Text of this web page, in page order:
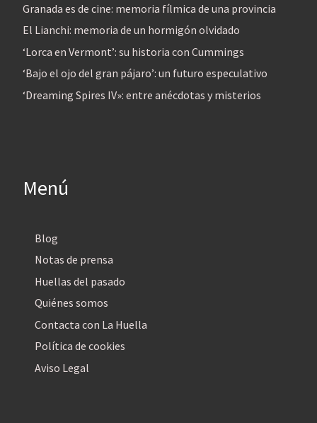
Granada es de cine: memoria fílmica de una provincia
El Lianchi: memoria de un hormigón olvidado
‘Lorca en Vermont’: su historia con Cummings
‘Bajo el ojo del gran pájaro’: un futuro especulativo
‘Dreaming Spires IV»: entre anécdotas y misterios
Menú
Blog
Notas de prensa
Huellas del pasado
Quiénes somos
Contacta con La Huella
Política de cookies
Aviso Legal